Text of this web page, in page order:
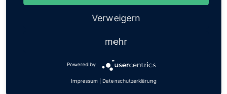
Verweigern
mehr
Powered by
Impressum Datenschutzerklärung